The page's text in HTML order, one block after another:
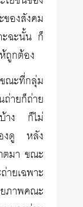
องสังคม
ะฉะนั้น ก็
ถูกต้อง
ะที่กลุ่ม
ายก็ถ่าย
าง ก็ไม่
งดู หลัง
ตมา ขณะ
ยเฉพาะ
ภาพคณะ